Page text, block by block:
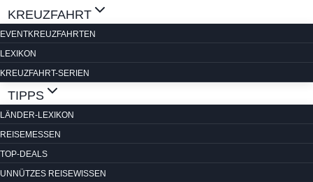
KREUZFAHRT
EVENTKREUZFAHRTEN
LEXIKON
KREUZFAHRT-SERIEN
TIPPS
LÄNDER-LEXIKON
REISEMESSEN
TOP-DEALS
UNNÜTZES REISEWISSEN